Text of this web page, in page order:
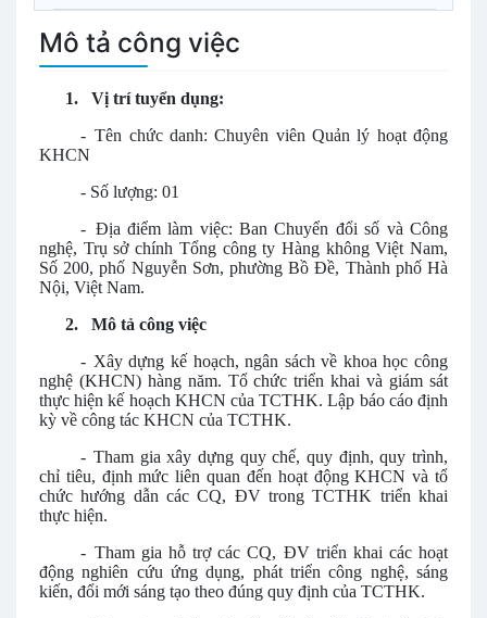
Mô tả công việc
1.
Vị trí tuyển dụng:
- Tên chức danh: Chuyên viên Quản lý hoạt động
KHCN
- Số lượng: 01
- Địa điểm làm việc: Ban Chuyển đổi số và Công
nghệ, Trụ sở chính Tổng công ty Hàng không Việt Nam,
Số 200, phố Nguyễn Sơn, phường Bồ Đề, Thành phố Hà
Nội, Việt Nam.
2.
Mô tả công việc
- Xây dựng kế hoạch, ngân sách về khoa học công
nghệ (KHCN) hàng năm. Tổ chức triển khai và giám sát
thực hiện kế hoạch KHCN của TCTHK. Lập báo cáo định
kỳ về công tác KHCN của TCTHK.
- Tham gia xây dựng quy chế, quy định, quy trình,
chỉ tiêu, định mức liên quan đến hoạt động KHCN và tổ
chức hướng dẫn các CQ, ĐV trong TCTHK triển khai
thực hiện.
- Tham gia hỗ trợ các CQ, ĐV triển khai các hoạt
động nghiên cứu ứng dụng, phát triển công nghệ, sáng
kiến, đổi mới sáng tạo theo đúng quy định của TCTHK.